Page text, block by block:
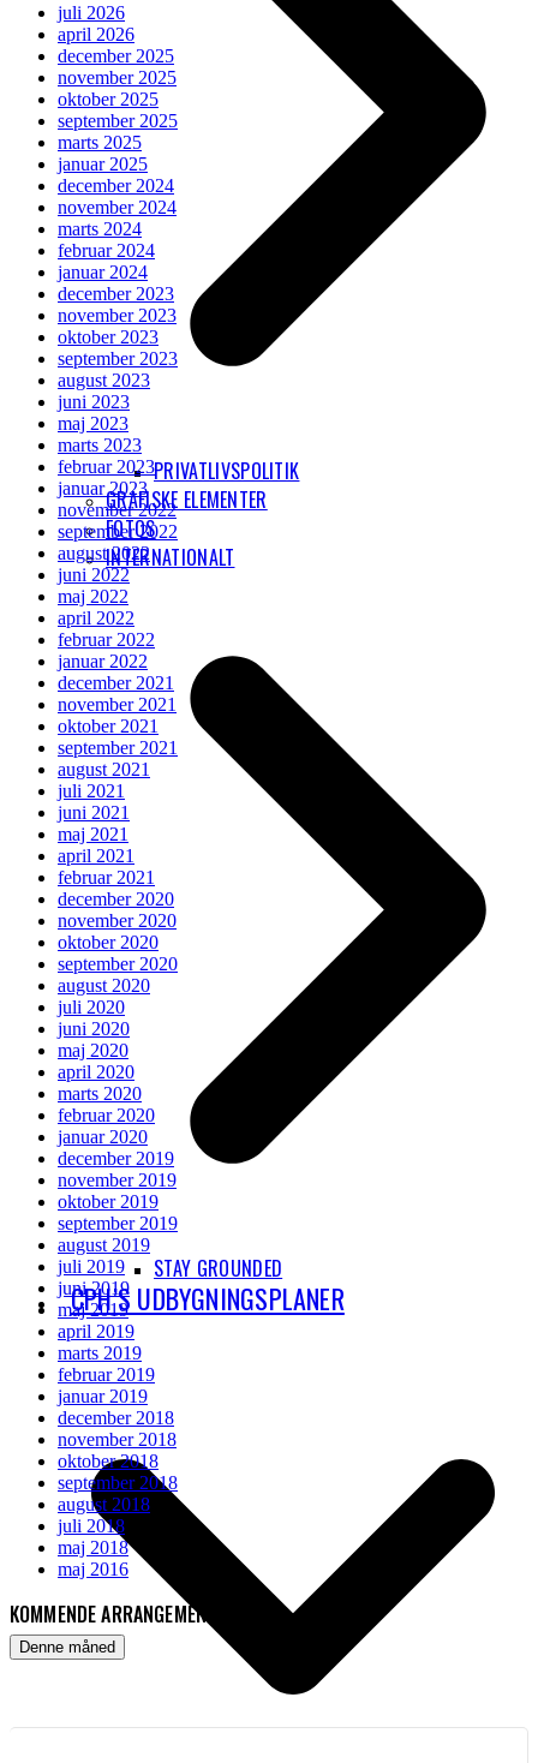
PRIVATLIVSPOLITIK
GRAFISKE ELEMENTER
FOTOS
INTERNATIONALT
STAY GROUNDED
CPH’S UDBYGNINGSPLANER
juli 2026
april 2026
december 2025
november 2025
oktober 2025
september 2025
marts 2025
januar 2025
december 2024
november 2024
marts 2024
februar 2024
januar 2024
december 2023
november 2023
oktober 2023
september 2023
august 2023
juni 2023
maj 2023
marts 2023
februar 2023
januar 2023
november 2022
september 2022
august 2022
juni 2022
maj 2022
april 2022
februar 2022
januar 2022
december 2021
november 2021
oktober 2021
september 2021
august 2021
juli 2021
juni 2021
maj 2021
april 2021
februar 2021
december 2020
november 2020
oktober 2020
september 2020
august 2020
juli 2020
juni 2020
maj 2020
april 2020
marts 2020
februar 2020
januar 2020
december 2019
november 2019
oktober 2019
september 2019
august 2019
juli 2019
juni 2019
maj 2019
april 2019
marts 2019
februar 2019
januar 2019
december 2018
november 2018
oktober 2018
september 2018
august 2018
juli 2018
maj 2018
maj 2016
KOMMENDE ARRANGEMENTER
Denne måned